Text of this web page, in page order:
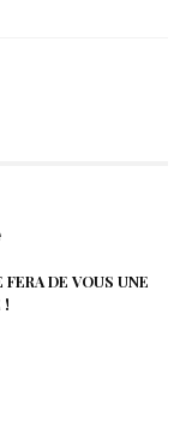
FERA DE VOUS UNE
!